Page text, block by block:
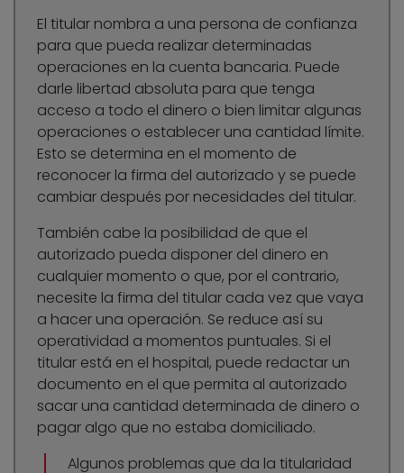
El titular nombra a una persona de confianza
para que pueda realizar determinadas
operaciones en la cuenta bancaria. Puede
darle libertad absoluta para que tenga
acceso a todo el dinero o bien limitar algunas
operaciones o establecer una cantidad límite.
Esto se determina en el momento de
reconocer la firma del autorizado y se puede
cambiar después por necesidades del titular.
También cabe la posibilidad de que el
autorizado pueda disponer del dinero en
cualquier momento o que, por el contrario,
necesite la firma del titular cada vez que vaya
a hacer una operación. Se reduce así su
operatividad a momentos puntuales. Si el
titular está en el hospital, puede redactar un
documento en el que permita al autorizado
sacar una cantidad determinada de dinero o
pagar algo que no estaba domiciliado.
Algunos problemas que da la titularidad